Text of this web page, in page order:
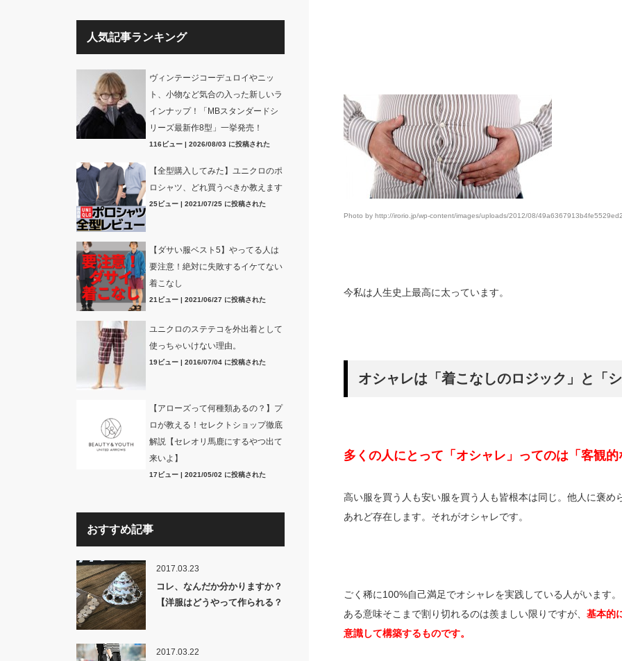
Photo by http://irorio.jp/wp-content/images/uploads/2012/08/
今私は人生史上最高に太っています。
オシャレは「着こなしのロジック」と「
多くの人にとって「オシャレ」ってのは「客観的
高い服を買う人も安い服を買う人も皆根本は同じ。他人に褒
あれど存在します。それがオシャレです。
ごく稀に100%自己満足でオシャレを実践している人がいます。
ある意味そこまで割り切れるのは羨ましい限りですが、 基本的
意識して構築するものです。
人気記事ランキング
ヴィンテージコーデュロイやニッ
ト、小物など気合の入った新しいラ
インナップ！「MBスタンダードシ
リーズ最新作8型」一挙発売！
116ビュー| 2026/08/03 に投稿された
【全型購入してみた】ユニクロのポ
ロシャツ、どれ買うべきか教えます
25ビュー| 2021/07/25 に投稿された
【ダサい服ベスト5】やってる人は
要注意！絶対に失敗するイケてない
着こなし
21ビュー| 2021/06/27 に投稿された
ユニクロのステテコを外出着として
使っちゃいけない理由。
19ビュー| 2016/07/04 に投稿された
【アローズって何種類あるの？】プ
ロが教える！セレクトショップ徹底
解説【セレオリ馬鹿にするやつ出て
来いよ】
17ビュー| 2021/05/02 に投稿された
おすすめ記事
2017.03.23
コレ、なんだか分かりますか？
【洋服はどうやって作られる？
2017.03.22